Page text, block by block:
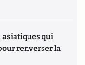
asiatiques qui
renverser la